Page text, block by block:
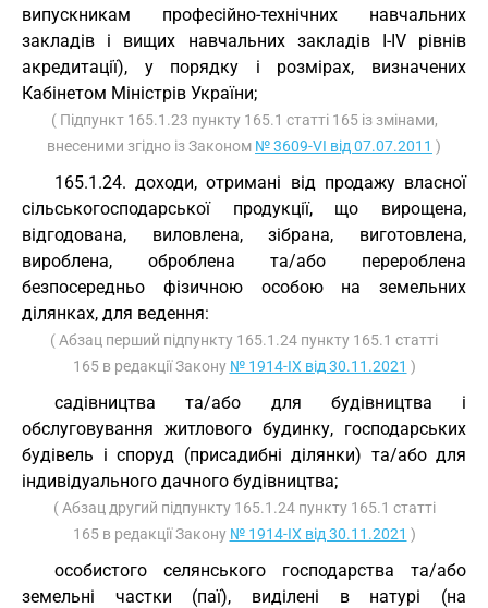
випускникам професійно-технічних навчальних
закладів і вищих навчальних закладів I-IV рівнів
акредитації), у порядку і розмірах, визначених
Кабінетом Міністрів України;
( Підпункт 165.1.23 пункту 165.1 статті 165 із змінами,
внесеними згідно із Законом № 3609-VI від 07.07.2011 )
165.1.24. доходи, отримані від продажу власної
сільськогосподарської продукції, що вирощена,
відгодована, виловлена, зібрана, виготовлена,
вироблена, оброблена та/або перероблена
безпосередньо фізичною особою на земельних
ділянках, для ведення:
( Абзац перший підпункту 165.1.24 пункту 165.1 статті
165 в редакції Закону № 1914-IX від 30.11.2021 )
садівництва та/або для будівництва і
обслуговування житлового будинку, господарських
будівель і споруд (присадибні ділянки) та/або для
індивідуального дачного будівництва;
( Абзац другий підпункту 165.1.24 пункту 165.1 статті
165 в редакції Закону № 1914-IX від 30.11.2021 )
особистого селянського господарства та/або
земельні частки (паї), виділені в натурі (на